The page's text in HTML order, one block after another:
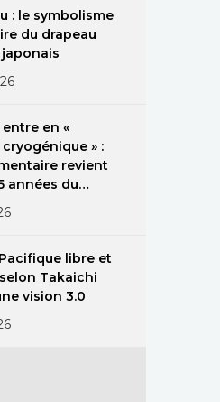
: le symbolisme
du drapeau
en «
» :
revient
années du
Pacifique libre et
Takaichi
vision 3.0